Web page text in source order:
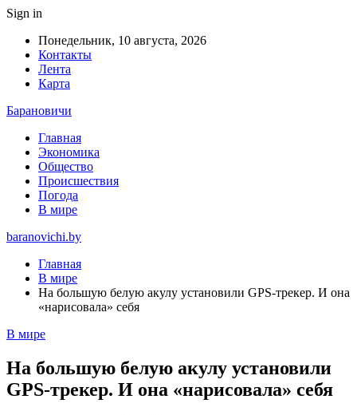
Sign in
Понедельник, 10 августа, 2026
Контакты
Лента
Карта
Барановичи
Главная
Экономика
Общество
Происшествия
Погода
В мире
baranovichi.by
Главная
В мире
На большую белую акулу установили GPS-трекер. И она
«нарисовала» себя
В мире
На большую белую акулу установили
GPS-трекер. И она «нарисовала» себя